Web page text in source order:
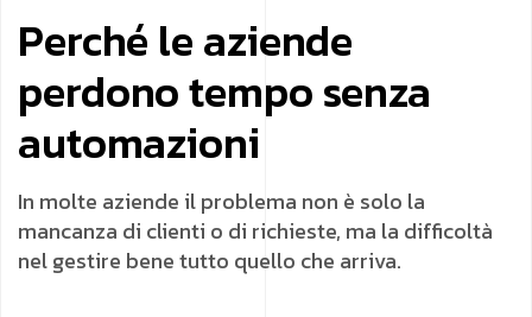
Perché le aziende
perdono tempo senza
automazioni
In molte aziende il problema non è solo la
mancanza di clienti o di richieste, ma la difficoltà
nel gestire bene tutto quello che arriva.